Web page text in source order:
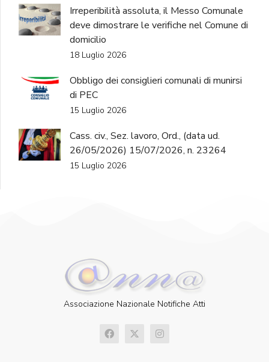
Irreperibilità assoluta, il Messo Comunale
deve dimostrare le verifiche nel Comune di
domicilio
18 Luglio 2026
Obbligo dei consiglieri comunali di munirsi
di PEC
15 Luglio 2026
Cass. civ., Sez. lavoro, Ord., (data ud.
26/05/2026) 15/07/2026, n. 23264
15 Luglio 2026
Associazione Nazionale Notifiche Atti